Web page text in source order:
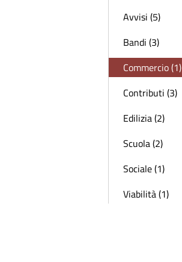
Avvisi (5)
Bandi (3)
Commercio (1)
Contributi (3)
Edilizia (2)
Scuola (2)
Sociale (1)
Viabilità (1)